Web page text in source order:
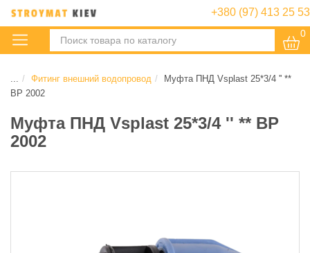
+380 (97) 413 25 53
0
Фитинг внешний водопровод
Муфта ПНД Vsplast 25*3/4 '' **
ВР 2002
Муфта ПНД Vsplast 25*3/4 '' ** ВР
2002